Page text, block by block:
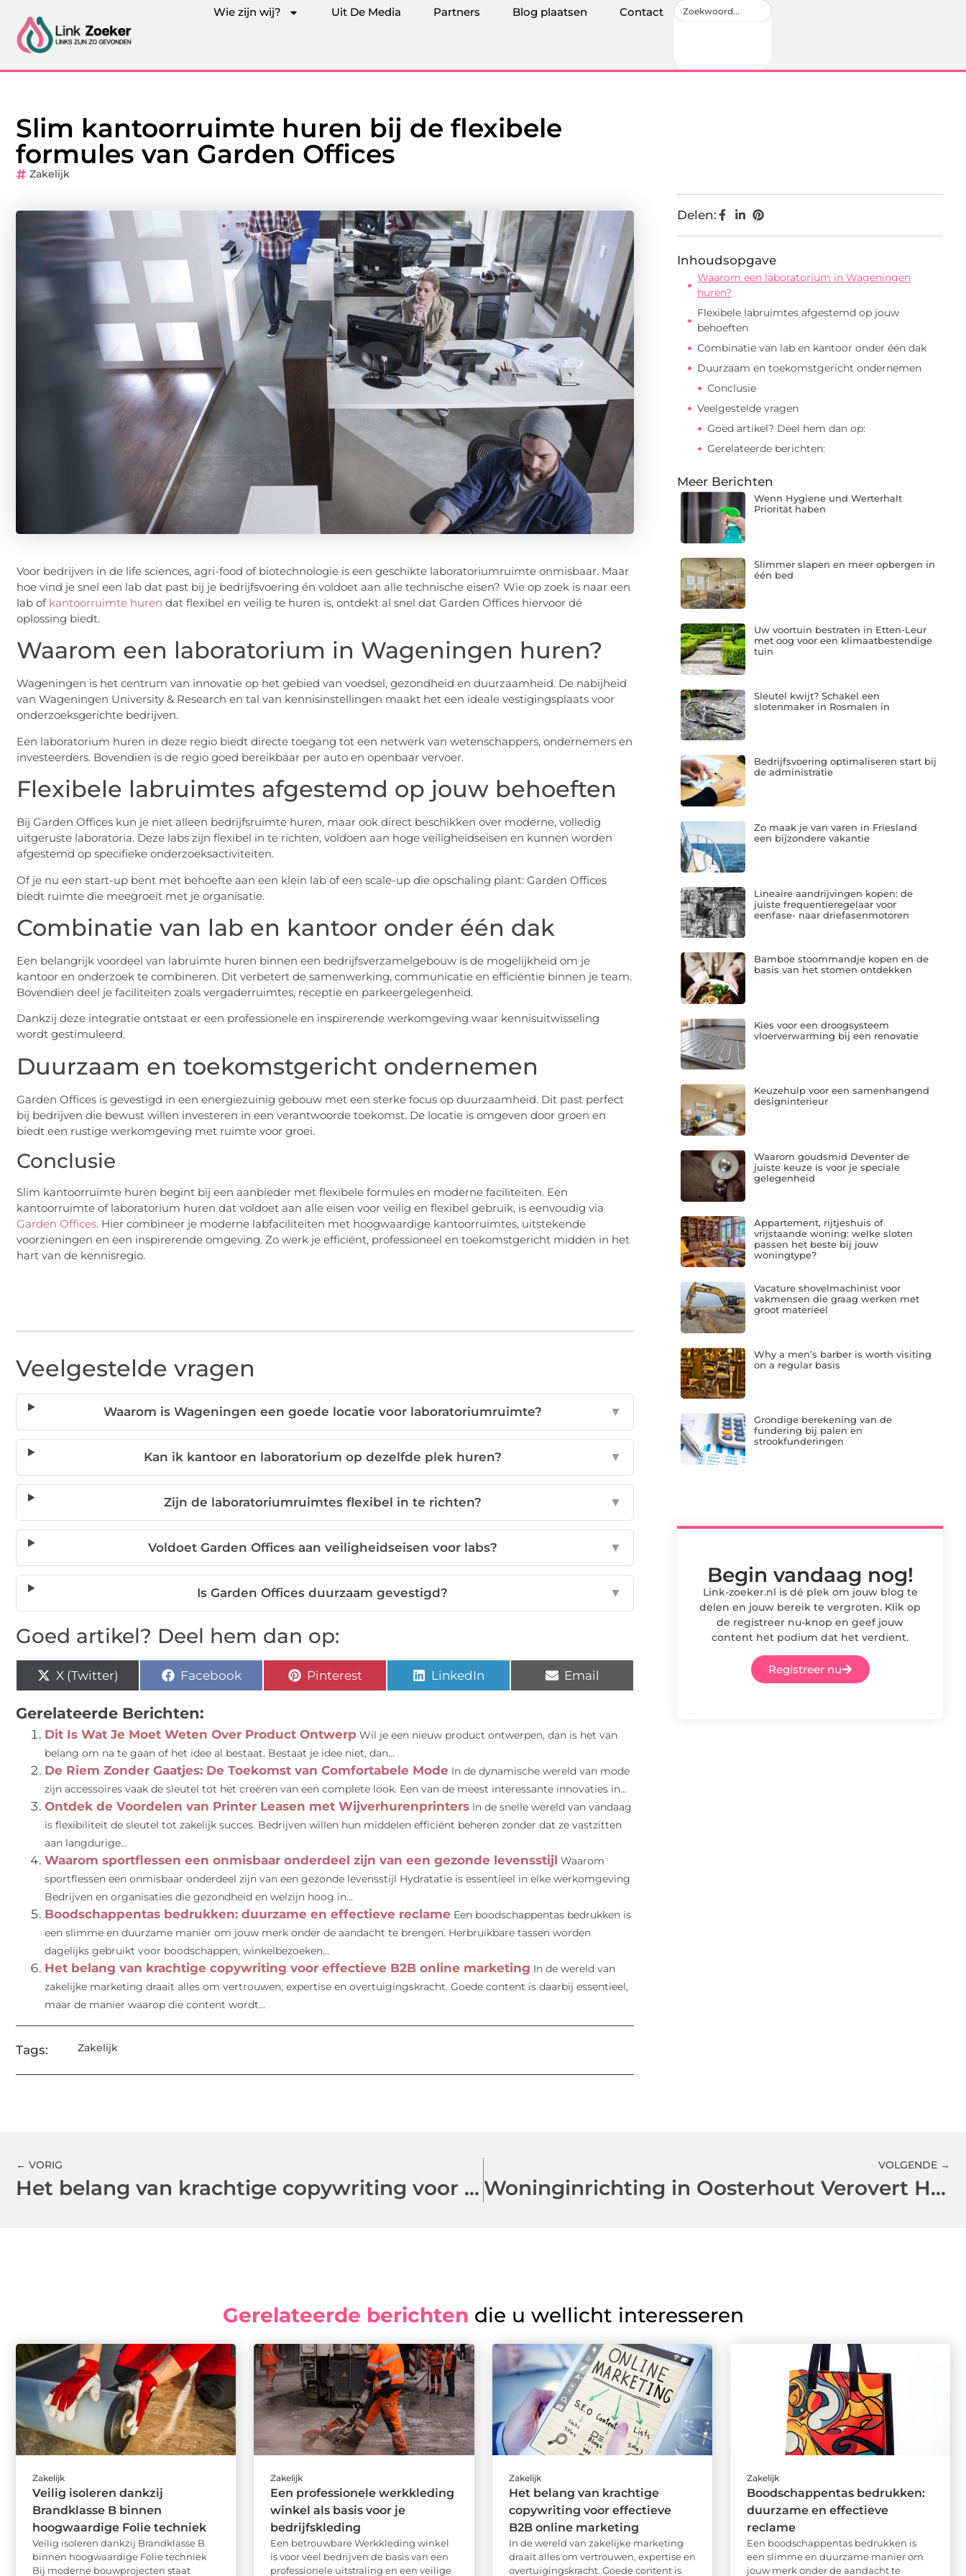
Wie zijn wij? Uit De Media Partners Blog plaatsen Contact
Slim kantoorruimte huren bij de flexibele
formules van Garden Offices
Zakelijk
Voor bedrijven in de life sciences, agri-food of biotechnologie is een geschikte laboratoriumruimte onmisbaar. Maar
hoe vind je snel een lab dat past bij je bedrijfsvoering én voldoet aan alle technische eisen? Wie op zoek is naar een
lab ofkantoorruimte huren dat flexibel en veilig te huren is, ontdekt al snel dat Garden Offices hiervoor dé
oplossing biedt.
Waarom een laboratorium in Wageningen huren?
Wageningen is het centrum van innovatie op het gebied van voedsel, gezondheid en duurzaamheid. De nabijheid
van Wageningen University & Research en tal van kennisinstellingen maakt het een ideale vestigingsplaats voor
onderzoeksgerichte bedrijven.
Een laboratorium huren in deze regio biedt directe toegang tot een netwerk van wetenschappers, ondernemers en
investeerders. Bovendien is de regio goed bereikbaar per auto en openbaar vervoer.
Flexibele labruimtes afgestemd op jouw behoeften
Bij Garden Offices kun je niet alleen bedrijfsruimte huren, maar ook direct beschikken over moderne, volledig
uitgeruste laboratoria. Deze labs zijn flexibel in te richten, voldoen aan hoge veiligheidseisen en kunnen worden
afgestemd op specifieke onderzoeksactiviteiten.
Of je nu een start-up bent met behoefte aan een klein lab of een scale-up die opschaling plant: Garden Offices
biedt ruimte die meegroeit met je organisatie.
Combinatie van lab en kantoor onder één dak
Een belangrijk voordeel van labruimte huren binnen een bedrijfsverzamelgebouw is de mogelijkheid om je
kantoor en onderzoek te combineren. Dit verbetert de samenwerking, communicatie en efficiëntie binnen je team.
Bovendien deel je faciliteiten zoals vergaderruimtes, receptie en parkeergelegenheid.
Dankzij deze integratie ontstaat er een professionele en inspirerende werkomgeving waar kennisuitwisseling
wordt gestimuleerd.
Duurzaam en toekomstgericht ondernemen
Garden Offices is gevestigd in een energiezuinig gebouw met een sterke focus op duurzaamheid. Dit past perfect
bij bedrijven die bewust willen investeren in een verantwoorde toekomst. De locatie is omgeven door groen en
biedt een rustige werkomgeving met ruimte voor groei.
Conclusie
Slim kantoorruimte huren begint bij een aanbieder met flexibele formules en moderne faciliteiten. Een
kantoorruimte of laboratorium huren dat voldoet aan alle eisen voor veilig en flexibel gebruik, is eenvoudig via
Garden Offices. Hier combineer je moderne labfaciliteiten met hoogwaardige kantoorruimtes, uitstekende
voorzieningen en een inspirerende omgeving. Zo werk je efficiënt, professioneel en toekomstgericht midden in het
hart van de kennisregio.
Veelgestelde vragen
Waarom is Wageningen een goede locatie voor laboratoriumruimte? ▼
Kan ik kantoor en laboratorium op dezelfde plek huren? ▼
Zijn de laboratoriumruimtes flexibel in te richten? ▼
Voldoet Garden Offices aan veiligheidseisen voor labs? ▼
Is Garden Offices duurzaam gevestigd? ▼
Goed artikel? Deel hem dan op:
X (Twitter) Facebook Pinterest LinkedIn Email
Gerelateerde Berichten:
Dit Is Wat Je Moet Weten Over Product Ontwerp Wil je een nieuw product ontwerpen, dan is het van
belang om na te gaan of het idee al bestaat. Bestaat je idee niet, dan...
De Riem Zonder Gaatjes: De Toekomst van Comfortabele Mode In de dynamische wereld van mode
zijn accessoires vaak de sleutel tot het creëren van een complete look. Een van de meest interessante innovaties in...
Ontdek de Voordelen van Printer Leasen met Wijverhurenprinters In de snelle wereld van vandaag
is flexibiliteit de sleutel tot zakelijk succes. Bedrijven willen hun middelen efficiënt beheren zonder dat ze vastzitten
aan langdurige...
Waarom sportflessen een onmisbaar onderdeel zijn van een gezonde levensstijl Waarom
sportflessen een onmisbaar onderdeel zijn van een gezonde levensstijl Hydratatie is essentieel in elke werkomgeving
Bedrijven en organisaties die gezondheid en welzijn hoog in...
Boodschappentas bedrukken: duurzame en effectieve reclame Een boodschappentas bedrukken is
een slimme en duurzame manier om jouw merk onder de aandacht te brengen. Herbruikbare tassen worden
dagelijks gebruikt voor boodschappen, winkelbezoeken...
Het belang van krachtige copywriting voor effectieve B2B online marketing In de wereld van
zakelijke marketing draait alles om vertrouwen, expertise en overtuigingskracht. Goede content is daarbij essentieel,
maar de manier waarop die content wordt...
Tags: Zakelijk
Delen:
Inhoudsopgave
Waarom een laboratorium in Wageningen
huren?
Flexibele labruimtes afgestemd op jouw
behoeften
Combinatie van lab en kantoor onder één dak
Duurzaam en toekomstgericht ondernemen
Conclusie
Veelgestelde vragen
Goed artikel? Deel hem dan op:
Gerelateerde berichten:
Meer Berichten
Wenn Hygiene und Werterhalt
Priorität haben
Slimmer slapen en meer opbergen in
één bed
Uw voortuin bestraten in Etten-Leur
met oog voor een klimaatbestendige
tuin
Sleutel kwijt? Schakel een
slotenmaker in Rosmalen in
Bedrijfsvoering optimaliseren start bij
de administratie
Zo maak je van varen in Friesland
een bijzondere vakantie
Lineaire aandrijvingen kopen: de
juiste frequentieregelaar voor
eenfase- naar driefasenmotoren
Bamboe stoommandje kopen en de
basis van het stomen ontdekken
Kies voor een droogsysteem
vloerverwarming bij een renovatie
Keuzehulp voor een samenhangend
designinterieur
Waarom goudsmid Deventer de
juiste keuze is voor je speciale
gelegenheid
Appartement, rijtjeshuis of
vrijstaande woning: welke sloten
passen het beste bij jouw
woningtype?
Vacature shovelmachinist voor
vakmensen die graag werken met
groot materieel
Why a men’s barber is worth visiting
on a regular basis
Grondige berekening van de
fundering bij palen en
strookfunderingen
Begin vandaag nog!
Link-zoeker.nl is dé plek om jouw blog te
delen en jouw bereik te vergroten. Klik op
de registreer nu-knop en geef jouw
content het podium dat het verdient.
Registreer nu
← VORIG
Het belang van krachtige copywriting voor effectieve B2B online marketing
VOLGENDE →
Woninginrichting in Oosterhout Verovert Harten van Huiseigenaren
Gerelateerde berichten die u wellicht interesseren
Zakelijk
Veilig isoleren dankzij
Brandklasse B binnen
hoogwaardige Folie techniek
Veilig isoleren dankzij Brandklasse B
binnen hoogwaardige Folie techniek
Bij moderne bouwprojecten staat
Zakelijk
Een professionele werkkleding
winkel als basis voor je
bedrijfskleding
Een betrouwbare Werkkleding winkel
is voor veel bedrijven de basis van een
professionele uitstraling en een veilige
Zakelijk
Het belang van krachtige
copywriting voor effectieve
B2B online marketing
In de wereld van zakelijke marketing
draait alles om vertrouwen, expertise en
overtuigingskracht. Goede content is
Zakelijk
Boodschappentas bedrukken:
duurzame en effectieve
reclame
Een boodschappentas bedrukken is
een slimme en duurzame manier om
jouw merk onder de aandacht te